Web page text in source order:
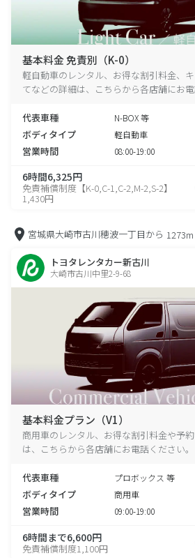
基本料金 免責別（K-0）
軽自動車のレンタル、お得な割引料金、
てなどの詳細は、こちらから各店舗にお電
代表車種 N-BOX 等
ボディタイプ 軽自動車
営業時間 08:00-19:00
6時間6,325円
免責補償制度【K-0,C-1,C-2,M-2,S-2】
1,430円
宮城県大崎市古川穂波一丁目から 1273m
トヨタレンタカー新古川
大崎市古川中里2-9-68
基本料金プラン（V1）
商用車のレンタル、お得な割引料金や予
は、こちらから各店舗にお電話ください。
代表車種 プロボックス 等
ボディタイプ 商用車
営業時間 09:00-19:00
6時間まで6,600円
免責補償制度1,100円